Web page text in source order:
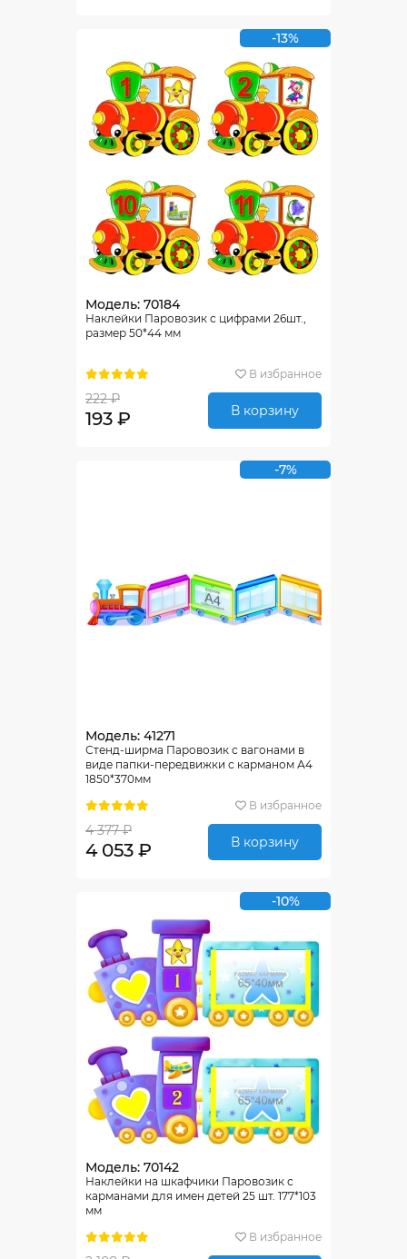
-13%
Модель: 70184
Наклейки Паровозик с цифрами 26шт.,
размер 50*44 мм
В избранное
222 ₽
193 ₽ В корзину
-7%
Модель: 41271
Стенд-ширма Паровозик с вагонами в
виде папки-передвижки с карманом А4
1850*370мм
В избранное
4 377 ₽
4 053 ₽ В корзину
-10%
Модель: 70142
Наклейки на шкафчики Паровозик с
карманами для имен детей 25 шт. 177*103
мм
В избранное